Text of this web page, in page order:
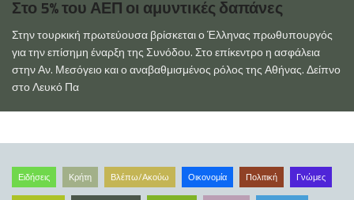
Στο 5% του ΑΕΠ οι αμυντικές δαπάνες
Στην τουρκική πρωτεύουσα βρίσκεται ο Έλληνας πρωθυπουργός
για την επίσημη έναρξη της Συνόδου. Στο επίκεντρο η ασφάλεια
στην Αν. Μεσόγειο και ο αναβαθμισμένος ρόλος της Αθήνας. Δείπνο
στο Λευκό Πα
Ειδήσεις Κρήτη Βλέπω/Ακούω Οικονομία Πολιτική Γνώμες